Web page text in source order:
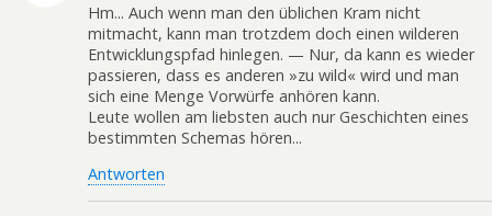
Hm... Auch wenn man den üblichen Kram nicht
mitmacht, kann man trotzdem doch einen wilderen
Entwicklungspfad hinlegen. — Nur, da kann es wieder
passieren, dass es anderen »zu wild« wird und man
sich eine Menge Vorwürfe anhören kann.
Leute wollen am liebsten auch nur Geschichten eines
bestimmten Schemas hören...
Antworten